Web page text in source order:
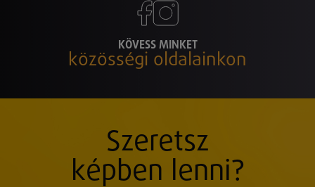
KÖVESS MINKET
közösségi oldalainkon
Szeretsz
képben lenni?